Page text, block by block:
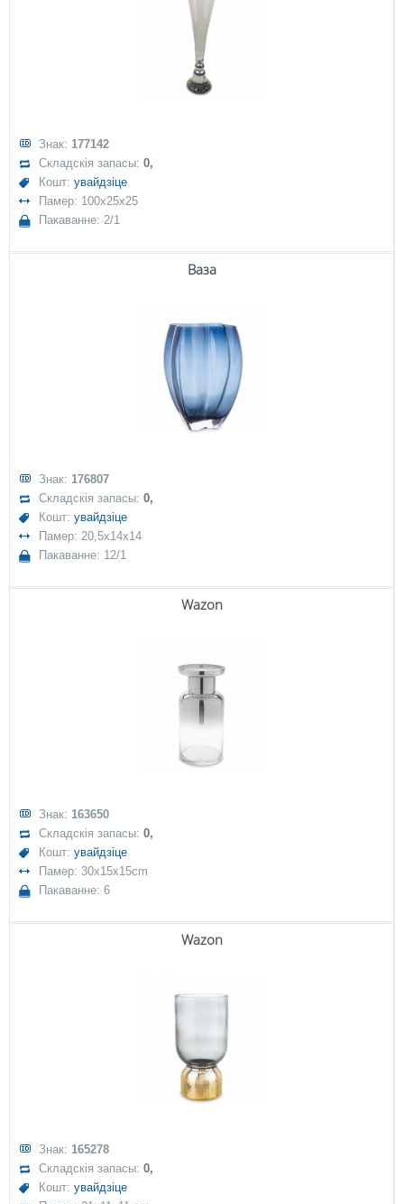
Знак: 177142
Складскія запасы:0,
Кошт:увайдзіце
Памер: 100x25x25
Пакаванне: 2/1
Ваза
Знак: 176807
Складскія запасы:0,
Кошт:увайдзіце
Памер: 20,5x14x14
Пакаванне: 12/1
Wazon
Знак: 163650
Складскія запасы:0,
Кошт:увайдзіце
Памер: 30x15x15cm
Пакаванне: 6
Wazon
Знак: 165278
Складскія запасы:0,
Кошт:увайдзіце